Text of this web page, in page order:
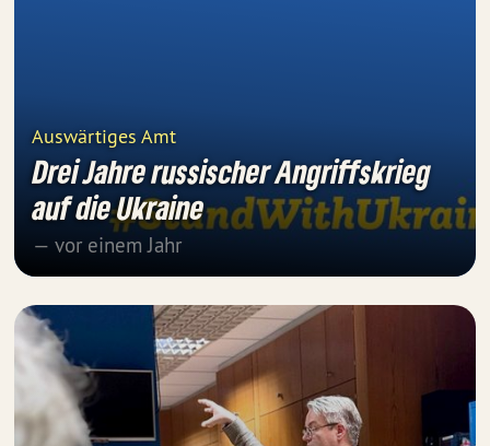
Auswärtiges Amt
Drei Jahre russischer Angriffskrieg
auf die Ukraine
— vor einem Jahr